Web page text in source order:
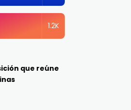
1.2K
que reúne